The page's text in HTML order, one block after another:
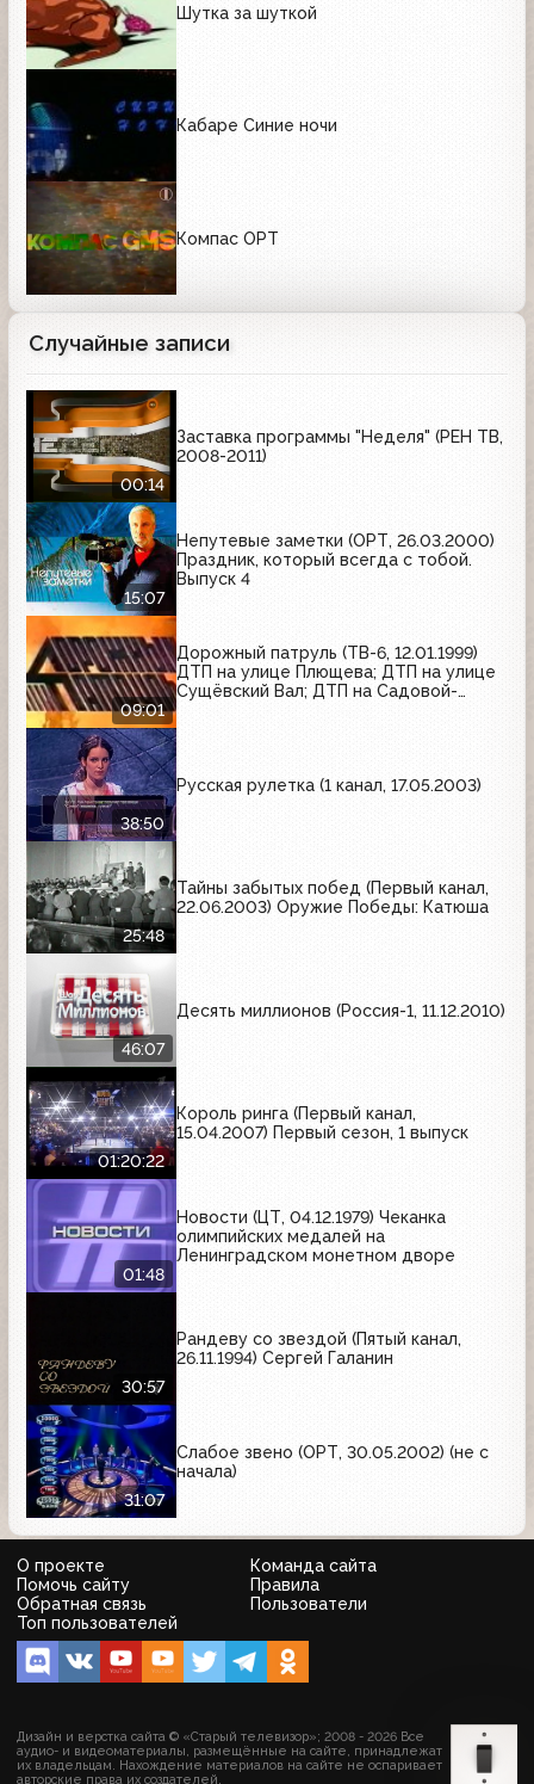
Шутка за шуткой
Кабаре Синие ночи
Компас ОРТ
Случайные записи
00:14
Заставка программы "Неделя" (РЕН ТВ,
2008-2011)
15:07
Непутевые заметки (ОРТ, 26.03.2000)
Праздник, который всегда с тобой.
Выпуск 4
09:01
Дорожный патруль (ТВ-6, 12.01.1999)
ДТП на улице Плющева; ДТП на улице
Сущёвский Вал; ДТП на Садовой-
38:50
Русская рулетка (1 канал, 17.05.2003)
25:48
Тайны забытых побед (Первый канал,
22.06.2003) Оружие Победы: Катюша
46:07
Десять миллионов (Россия-1, 11.12.2010)
01:20:22
Король ринга (Первый канал,
15.04.2007) Первый сезон, 1 выпуск
01:48
Новости (ЦТ, 04.12.1979) Чеканка
олимпийских медалей на
Ленинградском монетном дворе
30:57
Рандеву со звездой (Пятый канал,
26.11.1994) Сергей Галанин
31:07
Слабое звено (ОРТ, 30.05.2002) (не с
начала)
О проекте
Команда сайта
Помочь сайту
Правила
Обратная связь
Пользователи
Топ пользователей
Дизайн и верстка сайта © «Старый телевизор»; 2008 - 2026 Все
аудио- и видеоматериалы, размещённые на сайте, принадлежат
их владельцам. Нахождение материалов на сайте не оспаривает
авторские права их создателей.